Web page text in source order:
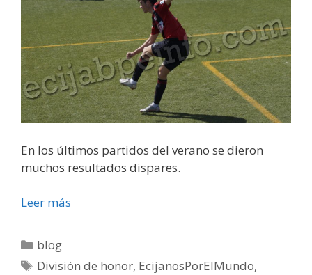
En los últimos partidos del verano se dieron
muchos resultados dispares.
Leer más
blog
División de honor, EcijanosPorElMundo,